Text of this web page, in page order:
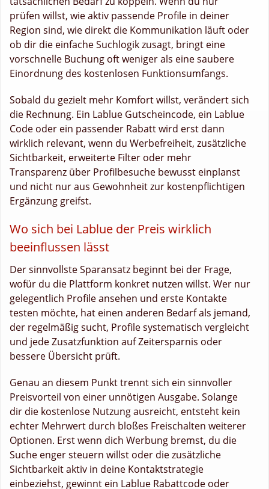
prüfen willst, wie aktiv passende Profile in deiner
Region sind, wie direkt die Kommunikation läuft oder
ob dir die einfache Suchlogik zusagt, bringt eine
vorschnelle Buchung oft weniger als eine saubere
Einordnung des kostenlosen Funktionsumfangs.
Sobald du gezielt mehr Komfort willst, verändert sich
die Rechnung. Ein Lablue Gutscheincode, ein Lablue
Code oder ein passender Rabatt wird erst dann
wirklich relevant, wenn du Werbefreiheit, zusätzliche
Sichtbarkeit, erweiterte Filter oder mehr
Transparenz über Profilbesuche bewusst einplanst
und nicht nur aus Gewohnheit zur kostenpflichtigen
Ergänzung greifst.
Wo sich bei Lablue der Preis wirklich
beeinflussen lässt
Der sinnvollste Sparansatz beginnt bei der Frage,
wofür du die Plattform konkret nutzen willst. Wer nur
gelegentlich Profile ansehen und erste Kontakte
testen möchte, hat einen anderen Bedarf als jemand,
der regelmäßig sucht, Profile systematisch vergleicht
und jede Zusatzfunktion auf Zeitersparnis oder
bessere Übersicht prüft.
Genau an diesem Punkt trennt sich ein sinnvoller
Preisvorteil von einer unnötigen Ausgabe. Solange
dir die kostenlose Nutzung ausreicht, entsteht kein
echter Mehrwert durch bloßes Freischalten weiterer
Optionen. Erst wenn dich Werbung bremst, du die
Suche enger steuern willst oder die zusätzliche
Sichtbarkeit aktiv in deine Kontaktstrategie
einbeziehst, gewinnt ein Lablue Rabattcode oder